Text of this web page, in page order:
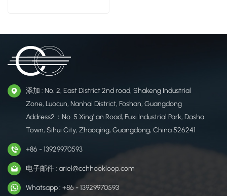
添加 : No. 2, East District 2nd road, Shakeng Industrial
Zone, Luocun, Nanhai District, Foshan, Guangdong
Address2：No. 5 Xing' an Road, Fuxi Industrial Park, Dasha
Town, Sihui City, Zhaoqing, Guangdong, China 526241
+86 - 13929970593
电子邮件 : ariel@cchhookloop.com
Whatsapp : +86 - 13929970593